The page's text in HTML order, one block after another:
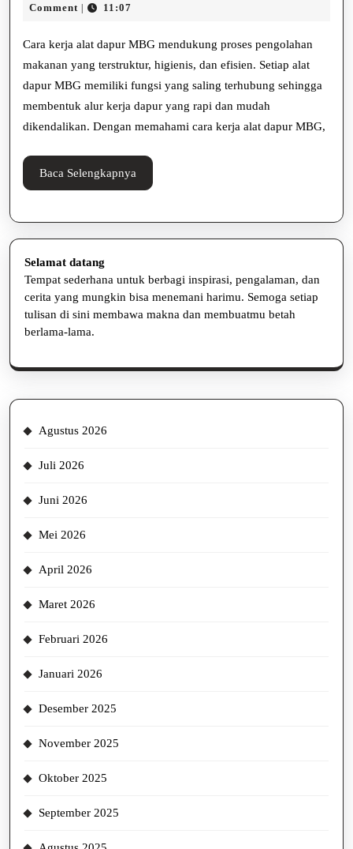
Dapur
MBG
dalam
Mendukung
Januari
Comment
11:07
Cara kerja alat dapur MBG mendukung proses pengolahan
makanan yang terstruktur, higienis, dan efisien. Setiap alat
dapur MBG memiliki fungsi yang saling terhubung sehingga
membentuk alur kerja dapur yang rapi dan mudah
dikendalikan. Dengan memahami cara kerja alat dapur MBG,
Baca Selengkapnya
Selengkapnya
Selamat datang
Tempat sederhana untuk berbagi inspirasi, pengalaman, dan
cerita yang mungkin bisa menemani harimu. Semoga setiap
tulisan di sini membawa makna dan membuatmu betah
berlama-lama.
Agustus 2026
Juli 2026
Juni 2026
Mei 2026
April 2026
Maret 2026
Februari 2026
Januari 2026
Desember 2025
November 2025
Oktober 2025
September 2025